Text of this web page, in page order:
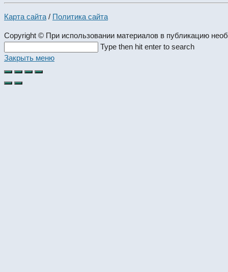
Карта сайта / Политика сайта
Copyright © При использовании материалов в публикацию
this
website
Type then hit enter to search
Закрыть меню